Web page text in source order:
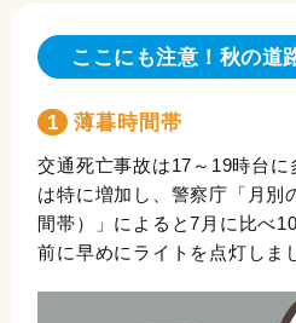
ここにも注意！秋の道
1 薄暮時間帯
交通死亡事故は17～19時台
は特に増加し、警察庁「月別
間帯）」によると7月に比べ
前に早めにライトを点灯しま